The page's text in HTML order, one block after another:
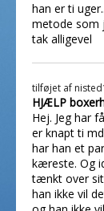
han er ti
metode som
tak alligevel
tilføjet af
HJÆLP
Hej. Jeg har
er knapt ti
har han et
kæreste. Og
tænkt over
han ikke vil